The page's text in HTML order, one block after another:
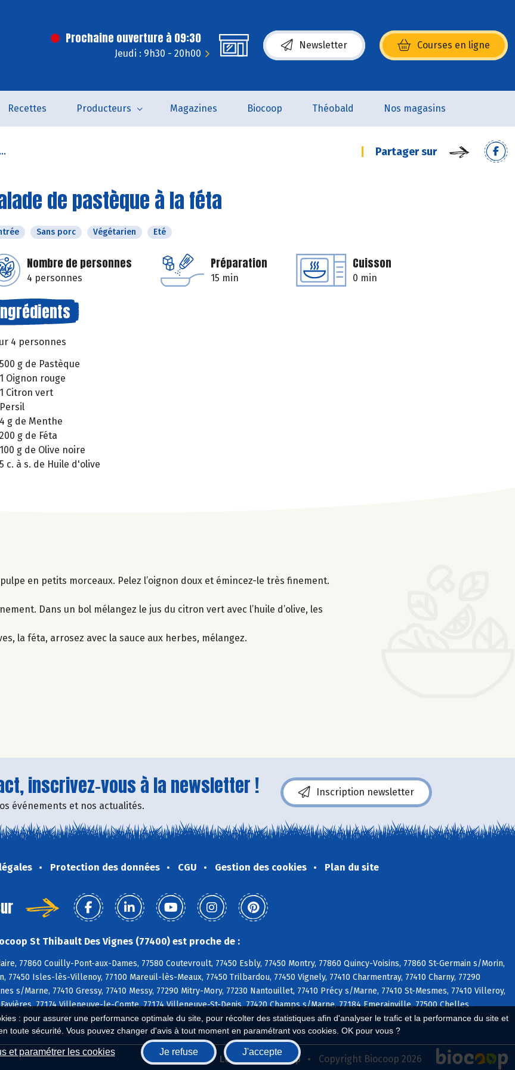
: pour assurer une performance optimale du site, pour récolter des statistiques afin d'analyser le trafic et la performance du site et
toute sécurité. Vous pouvez changer d'avis à tout moment en paramétrant vos cookies. OK pour vous ?
et paramétrer les cookies Je refuse J'accepte
Prochaine ouverture à 09:30
Jeudi : 9h30 - 20h00
Newsletter Courses en ligne
(s’ouvre dans une nouvelle fenêtre)
Recettes Producteurs Magazines Biocoop Théobald Nos magasins
Partager sur
de pastèque à la féta
Sans porc Végétarien Eté
Nombre de personnes
4 personnes
Préparation
15 min
Cuisson
0 min
4 personnes
500 g de Pastèque
1 Oignon rouge
1 Citron vert
Persil
4 g de Menthe
200 g de Féta
100 g de Olive noire
5 c. à s. de Huile d'olive
en petits morceaux. Pelez l’oignon doux et émincez-le très finement.
Dans un bol mélangez le jus du citron vert avec l’huile d’olive, les
la féta, arrosez avec la sauce aux herbes, mélangez.
inscrivez-vous à la newsletter !
événements et nos actualités.
Inscription newsletter
Protection des données CGU Gestion des cookies Plan du site
St Thibault Des Vignes (77400) est proche de :
77860 Couilly-Pont-aux-Dames, 77580 Coutevroult, 77450 Esbly, 77450 Montry, 77860 Quincy-Voisins, 77860 St-Germain s/Morin,
77450 Isles-lès-Villenoy, 77100 Mareuil-lès-Meaux, 77450 Trilbardou, 77450 Vignely, 77410 Charmentray, 77410 Charny, 77290
s/Marne, 77410 Gressy, 77410 Messy, 77290 Mitry-Mory, 77230 Nantouillet, 77410 Précy s/Marne, 77410 St-Mesmes, 77410 Villeroy,
Favières, 77174 Villeneuve-le-Comte, 77174 Villeneuve-St-Denis, 77420 Champs s/Marne, 77184 Emerainville, 77500 Chelles
Biocoop.fr Le réseau Biocoop Copyright Biocoop 2026